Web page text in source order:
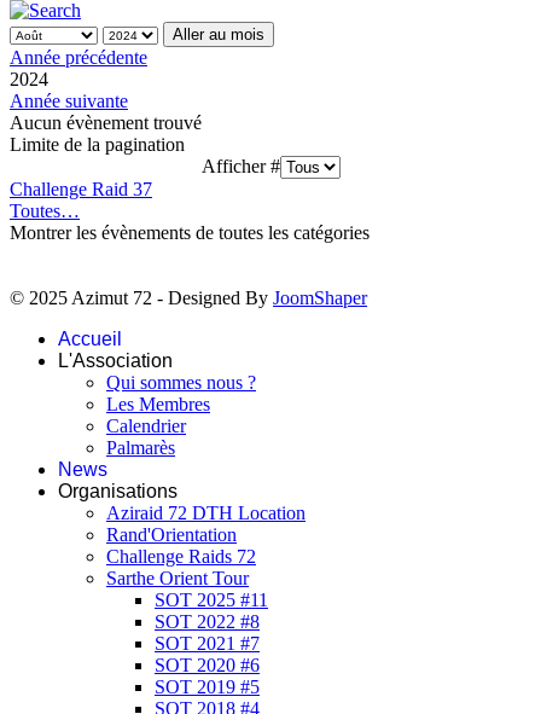
Aller au mois
Année précédente
2024
Année suivante
Aucun évènement trouvé
Limite de la pagination
Afficher #
Challenge Raid 37
Toutes…
Montrer les évènements de toutes les catégories
© 2025 Azimut 72 - Designed By JoomShaper
Accueil
L'Association
Qui sommes nous ?
Les Membres
Calendrier
Palmarès
News
Organisations
Aziraid 72 DTH Location
Rand'Orientation
Challenge Raids 72
Sarthe Orient Tour
SOT 2025 #11
SOT 2022 #8
SOT 2021 #7
SOT 2020 #6
SOT 2019 #5
SOT 2018 #4